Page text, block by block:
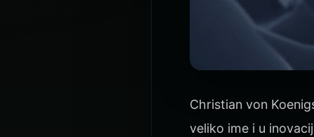
Christian von
veliko ime i u